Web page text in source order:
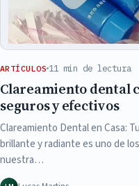
ARTÍCULOS 11 min de lectura
Clareamiento dental
seguros y efectivos
Clareamiento Dental en Casa:
brillante y radiante es uno de
nuestra…